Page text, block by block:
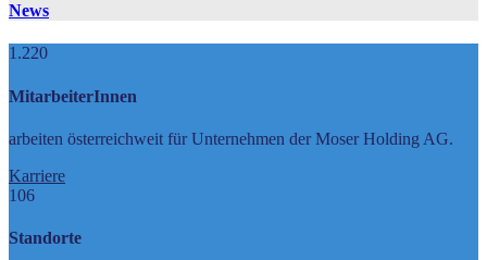
News
1.220
MitarbeiterInnen
arbeiten österreichweit für Unternehmen der Moser Holding AG.
Karriere
106
Standorte